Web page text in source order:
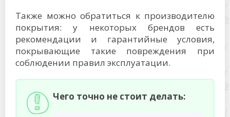
Также можно обратиться к производителю
покрытия: у некоторых брендов есть
рекомендации и гарантийные условия,
покрывающие такие повреждения при
соблюдении правил эксплуатации.
Чего точно не стоит делать: